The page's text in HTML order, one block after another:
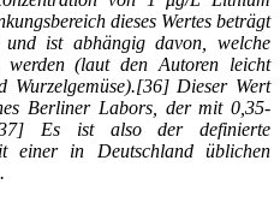
dieses Wertes beträgt
ist abhängig davon, welche
werden (laut den Autoren leicht
Wurzelgemüse).[36] Dieser Wert
Berliner Labors, der mit 0,35-
Es ist also der definierte
einer in Deutschland üblichen